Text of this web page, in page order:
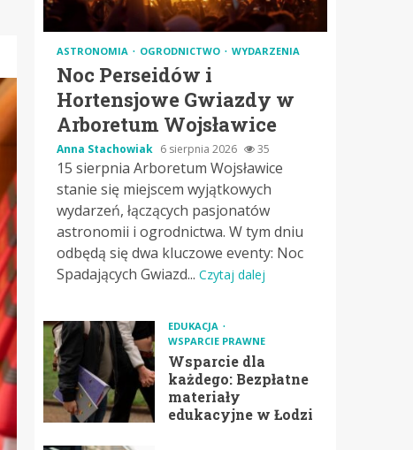
ASTRONOMIA OGRODNICTWO WYDARZENIA
Noc Perseidów i
Hortensjowe Gwiazdy w
Arboretum Wojsławice
Anna Stachowiak 6 sierpnia 2026 35
15 sierpnia Arboretum Wojsławice
stanie się miejscem wyjątkowych
wydarzeń, łączących pasjonatów
astronomii i ogrodnictwa. W tym dniu
odbędą się dwa kluczowe eventy: Noc
Spadających Gwiazd... Czytaj dalej
EDUKACJA
WSPARCIE PRAWNE
Wsparcie dla
każdego: Bezpłatne
materiały
edukacyjne w Łodzi